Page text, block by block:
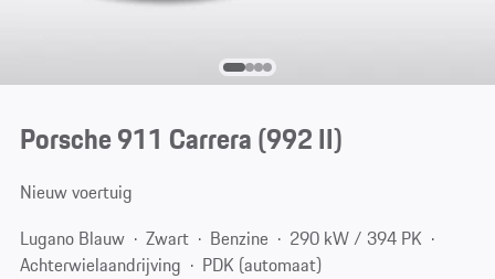
Porsche 911 Carrera(992 II)
Nieuw voertuig
Lugano Blauw
Zwart Benzine
290 kW / 394 PK
Achterwielaandrijving
PDK (automaat)